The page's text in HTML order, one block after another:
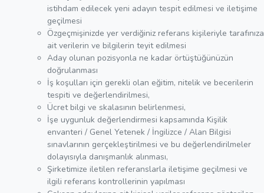
istihdam edilecek yeni adayın tespit edilmesi ve iletişime
geçilmesi
Özgeçmişinizde yer verdiğiniz referans kişileriyle tarafınıza
ait verilerin ve bilgilerin teyit edilmesi
Aday olunan pozisyonla ne kadar örtüştüğünüzün
doğrulanması
İş koşulları için gerekli olan eğitim, nitelik ve becerilerin
tespiti ve değerlendirilmesi,
Ücret bilgi ve skalasının belirlenmesi,
İşe uygunluk değerlendirmesi kapsamında Kişilik
envanteri / Genel Yetenek / İngilizce / Alan Bilgisi
sınavlarının gerçekleştirilmesi ve bu değerlendirilmeler
dolayısıyla danışmanlık alınması,
Şirketimize iletilen referanslarla iletişime geçilmesi ve
ilgili referans kontrollerinin yapılması